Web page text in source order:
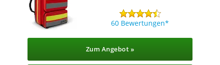
60 Bewertungen
Zum Angebot »